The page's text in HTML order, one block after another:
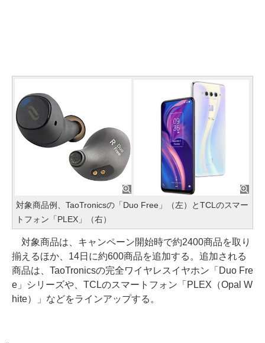
対象商品例、TaoTronicsの「Duo Free」（左）とTCLのスマー
トフォン「PLEX」（右）
対象商品は、キャンペーン開始時で約2400商品を取り
揃えるほか、14日に約600商品を追加する。追加される
商品は、TaoTronicsの完全ワイヤレスイヤホン「Duo Fre
e」シリーズや、TCLのスマートフォン「PLEX（Opal W
hite）」などをラインアップする。